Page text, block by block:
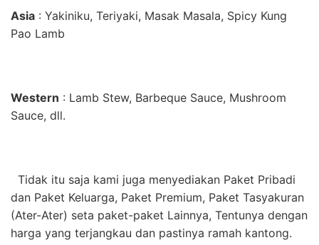
Asia : Yakiniku, Teriyaki, Masak Masala, Spicy Kung
Pao Lamb
Western : Lamb Stew, Barbeque Sauce, Mushroom
Sauce, dll.
Tidak itu saja kami juga menyediakan Paket Pribadi
dan Paket Keluarga, Paket Premium, Paket Tasyakuran
(Ater-Ater) seta paket-paket Lainnya, Tentunya dengan
harga yang terjangkau dan pastinya ramah kantong.